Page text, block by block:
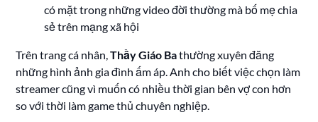
có mặt trong những video đời thường mà bố mẹ chia
sẻ trên mạng xã hội
Trên trang cá nhân,Thầy Giáo Bathường xuyên đăng
những hình ảnh gia đình ấm áp. Anh cho biết việc chọn làm
streamer cũng vì muốn có nhiều thời gian bên vợ con hơn
so với thời làm game thủ chuyên nghiệp.